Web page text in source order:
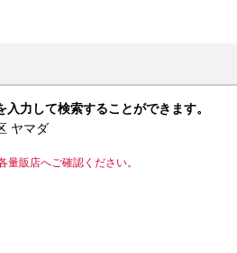
力して検索することができます。
ヤマダ
販店へご確認ください。